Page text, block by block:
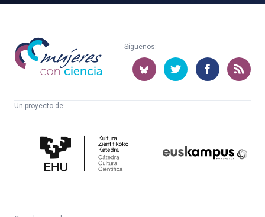
Mujeres
con
ciencia
Síguenos:
Un proyecto de:
Cultura
Científica